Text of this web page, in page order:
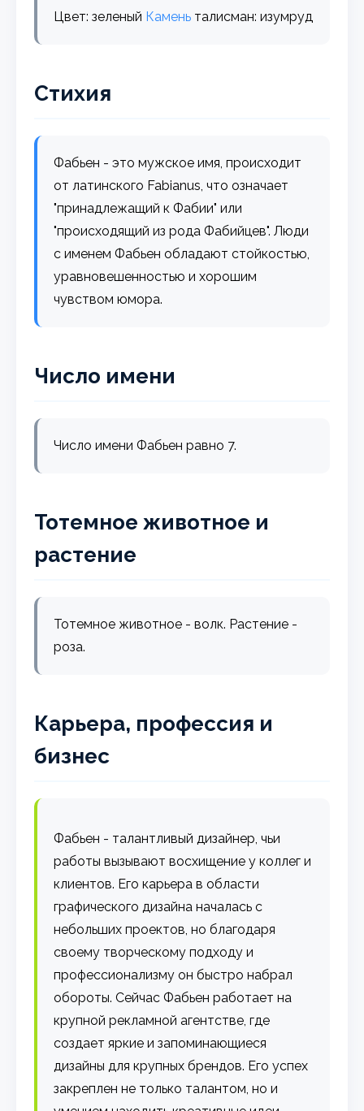
Цвет: зеленый Камень талисман: изумруд
Стихия
Фабьен - это мужское имя, происходит
от латинского Fabianus, что означает
"принадлежащий к Фабии" или
"происходящий из рода Фабийцев". Люди
с именем Фабьен обладают стойкостью,
уравновешенностью и хорошим
чувством юмора.
Число имени
Число имени Фабьен равно 7.
Тотемное животное и
растение
Тотемное животное - волк. Растение -
роза.
Карьера, профессия и
бизнес
Фабьен - талантливый дизайнер, чьи
работы вызывают восхищение у коллег и
клиентов. Его карьера в области
графического дизайна началась с
небольших проектов, но благодаря
своему творческому подходу и
профессионализму он быстро набрал
обороты. Сейчас Фабьен работает на
крупной рекламной агентстве, где
создает яркие и запоминающиеся
дизайны для крупных брендов. Его успех
закреплен не только талантом, но и